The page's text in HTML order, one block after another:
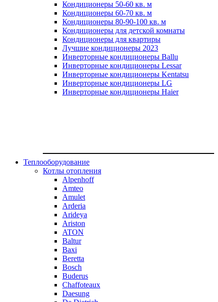
Кондиционеры 50-60 кв. м
Кондиционеры 60-70 кв. м
Кондиционеры 80-90-100 кв. м
Кондиционеры для детской комнаты
Кондиционеры для квартиры
Лучшие кондиционеры 2023
Инверторные кондиционеры Ballu
Инверторные кондиционеры Lessar
Инверторные кондиционеры Kentatsu
Инверторные кондиционеры LG
Инверторные кондиционеры Haier
Теплооборудование
Котлы отопления
Alpenhoff
Amteo
Amulet
Arderia
Arideya
Ariston
ATON
Baltur
Baxi
Beretta
Bosch
Buderus
Chaffoteaux
Daesung